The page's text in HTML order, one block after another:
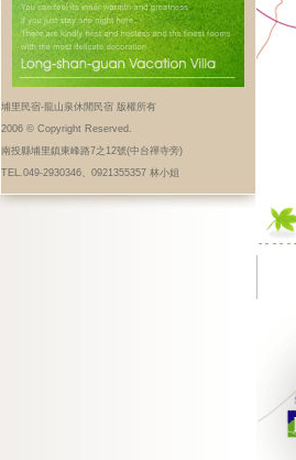
埔里民宿-龍山泉休閒民宿 版權所有
2006 © Copyright Reserved.
南投縣埔里鎮東峰路7之12號(中台禪寺旁)
TEL.049-2930346、0921355357 林小姐